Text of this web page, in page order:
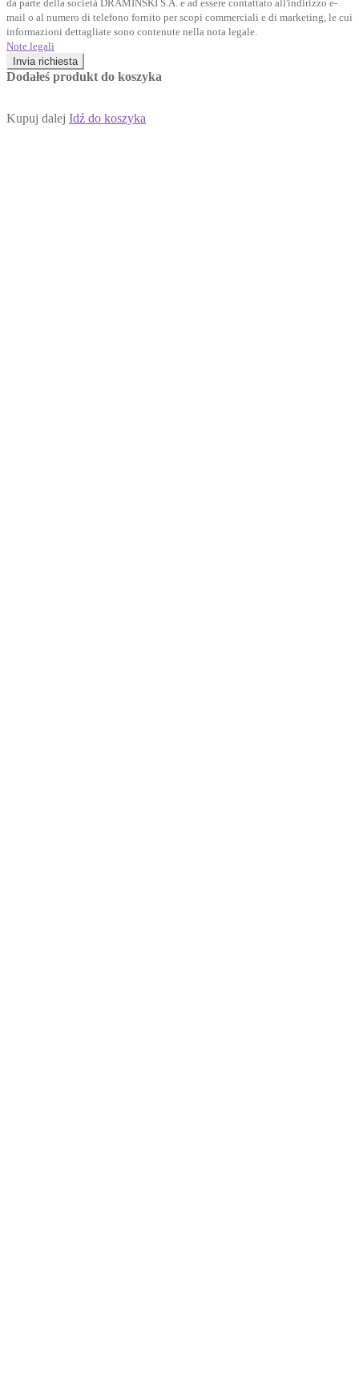
da parte della società DRAMIŃSKI S.A. e ad essere contattato all'indirizzo e-
mail o al numero di telefono fornito per scopi commerciali e di marketing, le cui
informazioni dettagliate sono contenute nella nota legale.
Note legali
Invia richiesta
Dodałeś produkt do koszyka
Kupuj dalej Idź do koszyka